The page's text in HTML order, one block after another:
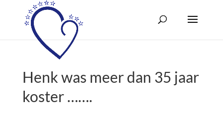
Henk was meer dan 35 jaar
koster …….